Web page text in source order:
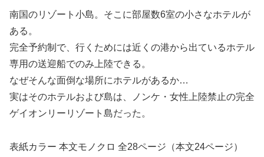
南国のリゾート小島。そこに部屋数6室の小さなホテルが
ある。
完全予約制で、行くためには近くの港から出ているホテル
専用の送迎船でのみ上陸できる。
なぜそんな面倒な場所にホテルがあるか…
実はそのホテルおよび島は、ノンケ・女性上陸禁止の完全
ゲイオンリーリゾート島だった。
表紙カラー 本文モノクロ 全28ページ（本文24ページ）